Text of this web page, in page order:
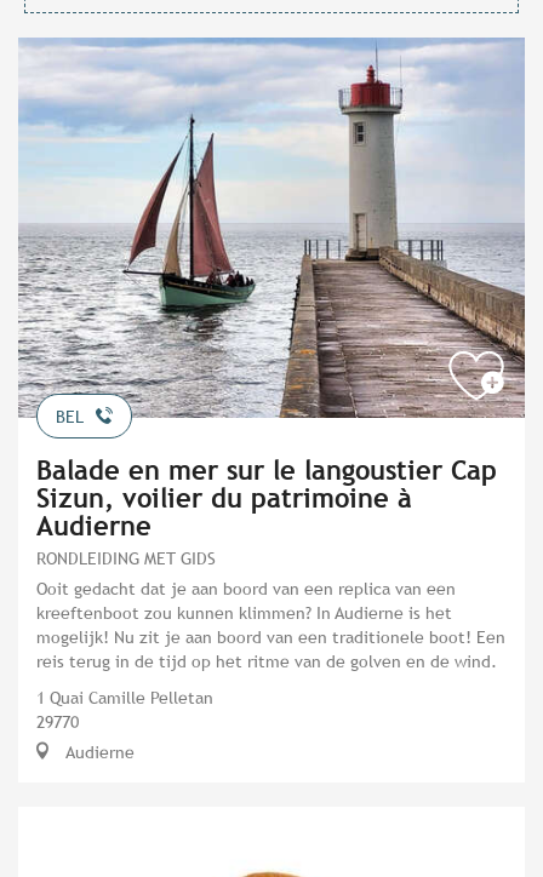
BEL
Balade en mer sur le langoustier Cap
Sizun, voilier du patrimoine à
Audierne
RONDLEIDING MET GIDS
Ooit gedacht dat je aan boord van een replica van een
kreeftenboot zou kunnen klimmen? In Audierne is het
mogelijk! Nu zit je aan boord van een traditionele boot! Een
reis terug in de tijd op het ritme van de golven en de wind.
1 Quai Camille Pelletan
29770
Audierne